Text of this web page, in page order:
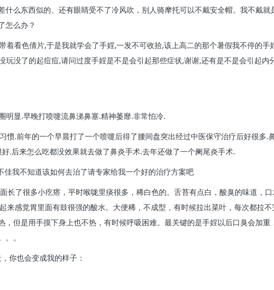
么东西似的、还有眼睛受不了冷风吹，别人骑摩托可以不戴安全帽。我不戴就
怎么办？
着看色倩片,于是我就学会了手婬,一发不可收拾,该上高二的那个暑假我不停的手
没了的起痘痘,请问过度手婬是不是会引起那些症状,谢谢,还有是不是会引起内
明显.早晚打喷嚏流鼻涕鼻塞.精神萎靡.非常怕冷.
惯.前年的一个早晨打了一个喷嚏后得了腰间盘突出经过中医保守治疗后好很多.
.后来怎么吃都没效果就去做了鼻炎手术.去年还做了一个阑尾炎手术.
我不知道该如何去治了请专家给我一个好的治疗方案吧
长了很多小疙瘩，平时喉咙里痰很多，稀白色的。舌苔有点白，酸臭的味道，
来感觉胃里面有鼓很强的酸水。大便稀，不成型，有时候拉出菜叶，每次都拉
但是用手摸下身上也不热，有时候呼吸困难。最关键的是手婬以后口臭会加重
。
你也会变成我的样子：